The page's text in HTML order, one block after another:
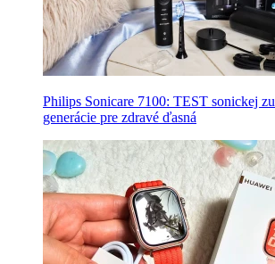
Philips Sonicare 7100: TEST sonickej
generácie pre zdravé ďasná